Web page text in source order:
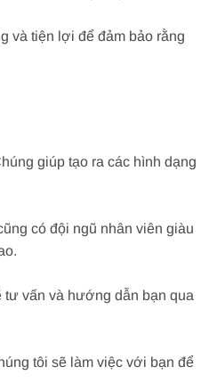
và tiện lợi để đảm bảo rằng
giúp tạo ra các hình dạng
có đội ngũ nhân viên giàu
tư vấn và hướng dẫn bạn qua
tôi sẽ làm việc với bạn để